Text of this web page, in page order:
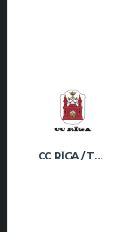
CC RĪGA / TRUKŠĀNS